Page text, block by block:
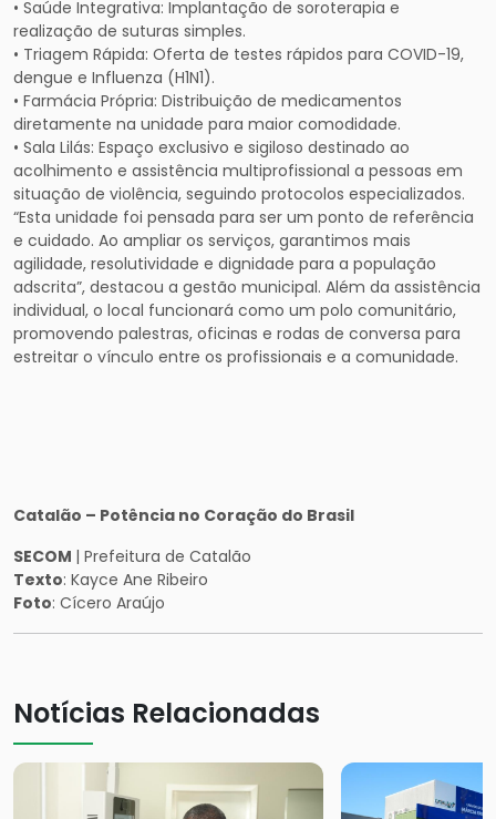
• Saúde Integrativa: Implantação de soroterapia e
realização de suturas simples.
• Triagem Rápida: Oferta de testes rápidos para COVID-19,
dengue e Influenza (H1N1).
• Farmácia Própria: Distribuição de medicamentos
diretamente na unidade para maior comodidade.
• Sala Lilás: Espaço exclusivo e sigiloso destinado ao
acolhimento e assistência multiprofissional a pessoas em
situação de violência, seguindo protocolos especializados.
“Esta unidade foi pensada para ser um ponto de referência
e cuidado. Ao ampliar os serviços, garantimos mais
agilidade, resolutividade e dignidade para a população
adscrita”, destacou a gestão municipal. Além da assistência
individual, o local funcionará como um polo comunitário,
promovendo palestras, oficinas e rodas de conversa para
estreitar o vínculo entre os profissionais e a comunidade.
Catalão – Potência no Coração do Brasil
SECOM | Prefeitura de Catalão
Texto: Kayce Ane Ribeiro
Foto: Cícero Araújo
Notícias Relacionadas